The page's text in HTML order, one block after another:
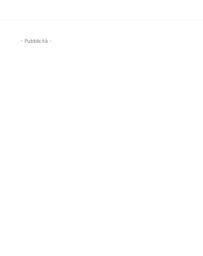
- Pubblicità -